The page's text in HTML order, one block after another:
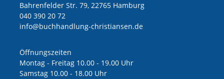
Bahrenfelder Str. 79, 22765 Hamburg
040 390 20 72
ed.nesnaitsirhc-gnuldnahhcub@ofni
Öffnungszeiten
Montag - Freitag 10.00 - 19.00 Uhr
Samstag 10.00 - 18.00 Uhr